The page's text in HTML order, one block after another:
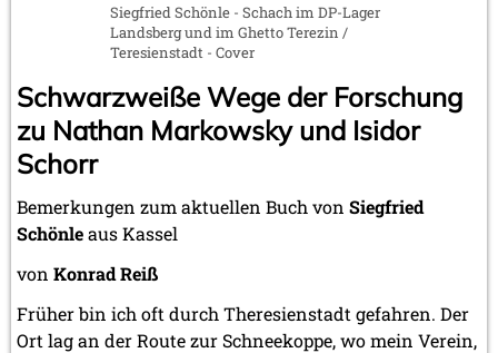
Siegfried Schönle - Schach im DP-Lager
Landsberg und im Ghetto Terezin /
Teresienstadt - Cover
Schwarzweiße Wege der Forschung
zu Nathan Markowsky und Isidor
Schorr
Bemerkungen zum aktuellen Buch von Siegfried
Schönleaus Kassel
von Konrad Reiß
Früher bin ich oft durch Theresienstadt gefahren. Der
Ort lag an der Route zur Schneekoppe, wo mein Verein,